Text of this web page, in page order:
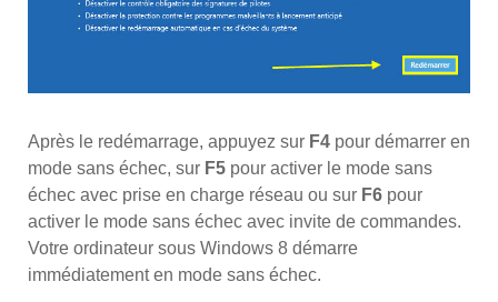
Après le redémarrage, appuyez sur F4 pour démarrer en
mode sans échec, sur F5 pour activer le mode sans
échec avec prise en charge réseau ou sur F6 pour
activer le mode sans échec avec invite de commandes.
Votre ordinateur sous Windows 8 démarre
immédiatement en mode sans échec.